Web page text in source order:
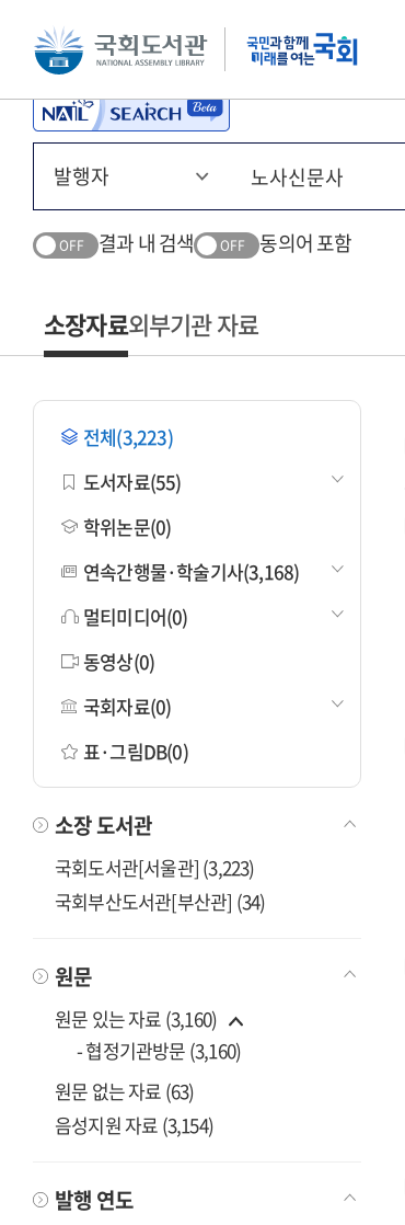
본문 바로가기 주메뉴 바로가기
OFF 결과 내 검색 OFF 동의어 포함
소장자료외부기관 자료
전체(3,223)
도서자료(55)
학위논문(0)
연속간행물·학술기사(3,168)
멀티미디어(0)
동영상(0)
국회자료(0)
표·그림DB(0)
소장 도서관
국회도서관[서울관] (3,223)
국회부산도서관[부산관] (34)
원문
원문 있는 자료 (3,160)
- 협정기관방문 (3,160)
원문 없는 자료 (63)
음성지원 자료 (3,154)
발행 연도